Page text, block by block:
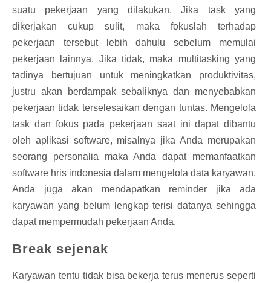
suatu pekerjaan yang dilakukan. Jika task yang
dikerjakan cukup sulit, maka fokuslah terhadap
pekerjaan tersebut lebih dahulu sebelum memulai
pekerjaan lainnya. Jika tidak, maka multitasking yang
tadinya bertujuan untuk meningkatkan produktivitas,
justru akan berdampak sebaliknya dan menyebabkan
pekerjaan tidak terselesaikan dengan tuntas. Mengelola
task dan fokus pada pekerjaan saat ini dapat dibantu
oleh aplikasi software, misalnya jika Anda merupakan
seorang personalia maka Anda dapat memanfaatkan
software hris indonesia dalam mengelola data karyawan.
Anda juga akan mendapatkan reminder jika ada
karyawan yang belum lengkap terisi datanya sehingga
dapat mempermudah pekerjaan Anda.
Break sejenak
Karyawan tentu tidak bisa bekerja terus menerus seperti